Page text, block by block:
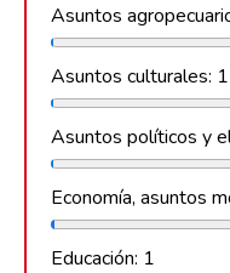
Asuntos
Asuntos culturales: 1
Asuntos políticos y
Economía, asuntos
Educación: 1